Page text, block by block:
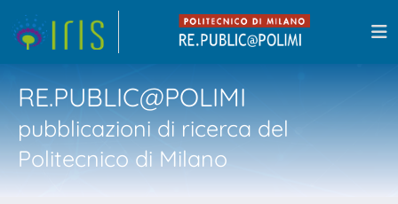
RE.PUBLIC@POLIMI
pubblicazioni di ricerca del
Politecnico di Milano